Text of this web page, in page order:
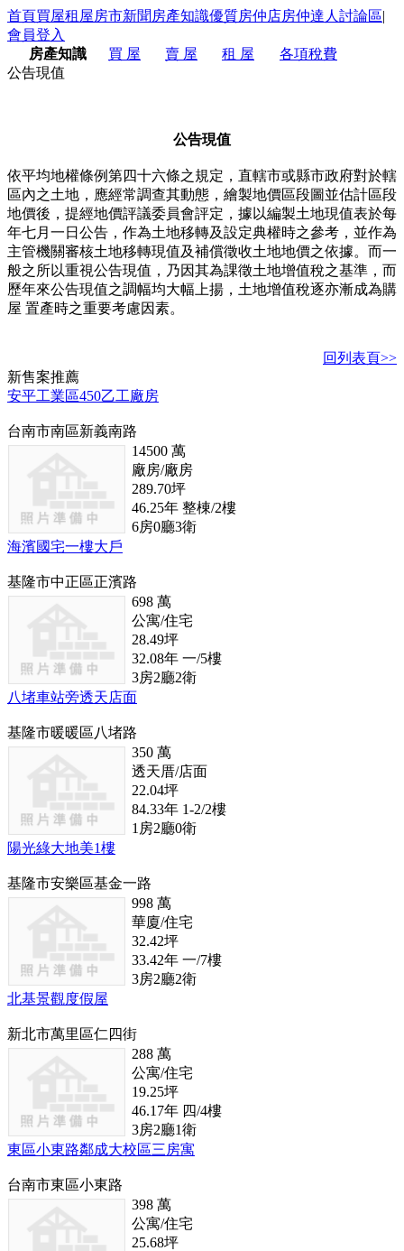
首頁買屋租屋房市新聞 房產知識優質房仲店房仲達人 討論區|
會員登入
房產知識
買 屋 賣 屋 租 屋
各項稅費
公告現值
公告現值
依平均地權條例第四十六條之規定，直轄市或縣市政府對於轄
區內之土地，應經常調查其動態，繪製地價區段圖並估計區段
地價後，提經地價評議委員會評定，據以編製土地現值表於每
年七月一日公告，作為土地移轉及設定典權時之參考，並作為
主管機關審核土地移轉現值及補償徵收土地地價之依據。而一
般之所以重視公告現值，乃因其為課徵土地增值稅之基準，而
歷年來公告現值之調幅均大幅上揚，土地增值稅逐亦漸成為購
屋 置產時之重要考慮因素。
回列表頁>>
新售案推薦
安平工業區450乙工廠房
台南市南區新義南路
14500 萬
廠房/廠房
289.70坪
46.25年 整棟/2樓
6房0廳3衛
海濱國宅一樓大戶
基隆市中正區正濱路
698 萬
公寓/住宅
28.49坪
32.08年 一/5樓
3房2廳2衛
八堵車站旁透天店面
基隆市暖暖區八堵路
350 萬
透天厝/店面
22.04坪
84.33年 1-2/2樓
1 房2廳0衛
陽光綠大地美1樓
基隆市安樂區基金一路
998 萬
華廈/住宅
32.42坪
33.42年 一/7樓
3房2廳2衛
北基景觀度假屋
新北市萬里區仁四街
288 萬
公寓/住宅
19.25坪
46.17年 四/4樓
3房2廳1衛
東區小東路鄰成大校區三房寓
台南市東區小東路
398 萬
公寓/住宅
25.68坪